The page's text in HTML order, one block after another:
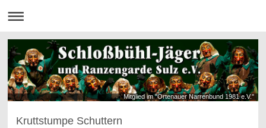
Mitglied im "Ortenauer Narrenbund 1981 e.V."
Kruttstumpe Schuttern